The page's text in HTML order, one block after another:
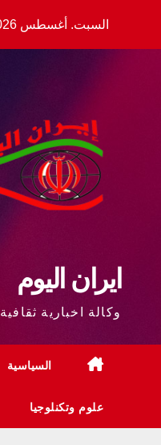
السبت. أغسطس 8th, 2026
ايران اليوم
وكالة اخبارية ثقافية
السياسية
علوم وتكنلوجيا